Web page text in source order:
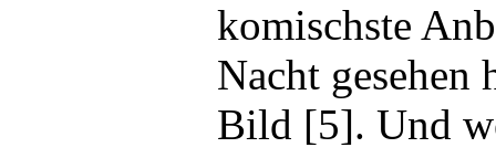
komischste
Nacht gesehen
Bild [5]. Und